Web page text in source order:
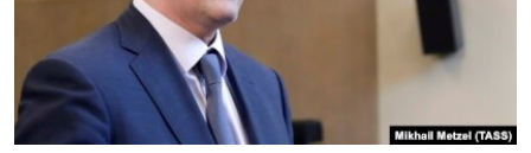
ПРОПАВШИЕ БЕЗ ВЕСТИ
ПОБЕДИТЕЛЕЙ НЕ СУДЯТ?
КРЫМ.НЕПОКОРЕННЫЙ
ELIFBE
ПРИСОЕДИНЯЙТЕСЬ!